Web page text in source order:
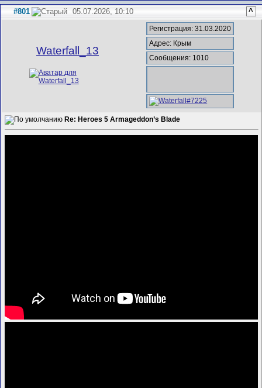
#801 05.07.2026, 10:10 ^
Waterfall_13
Регистрация: 31.03.2020
Адрес: Крым
Сообщения: 1010
Re: Heroes 5 Armageddon’s Blade